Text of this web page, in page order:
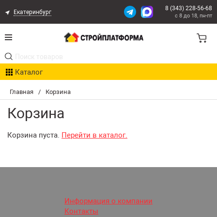
Главная / Корзина
Корзина
Корзина пуста. Перейти в каталог.
Екатеринбург
8 (343) 228-56-68
с 8 до 18, пн-пт
Каталог
Акции
Расчет доставки
Организациям
Оплата и ДоставкаИнформация о компании
Контакты